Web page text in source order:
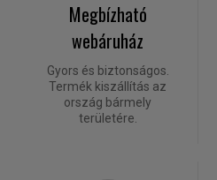
Megbízható
webáruház
Gyors és biztonságos.
Termék kiszállítás az
ország bármely
területére.